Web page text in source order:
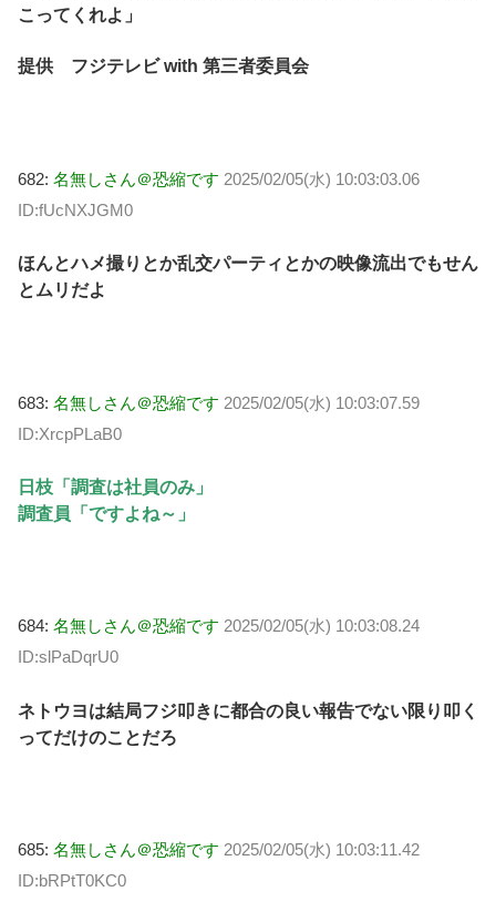
こってくれよ」
提供 フジテレビ with 第三者委員会
682: 名無しさん＠恐縮です 2025/02/05(水) 10:03:03.06
ID:fUcNXJGM0
ほんとハメ撮りとか乱交パーティとかの映像流出でもせん
とムリだよ
683: 名無しさん＠恐縮です 2025/02/05(水) 10:03:07.59
ID:XrcpPLaB0
日枝「調査は社員のみ」
調査員「ですよね～」
684: 名無しさん＠恐縮です 2025/02/05(水) 10:03:08.24
ID:slPaDqrU0
ネトウヨは結局フジ叩きに都合の良い報告でない限り叩く
ってだけのことだろ
685: 名無しさん＠恐縮です 2025/02/05(水) 10:03:11.42
ID:bRPtT0KC0